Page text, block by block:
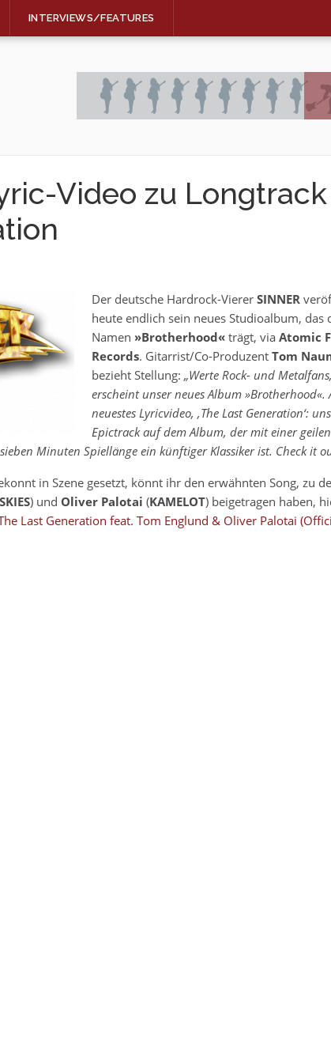
INTERVIEWS/FEATURES
Video zu
Der deutsche Hardrock-Vierer SINNER
heute endlich sein neues Studioalbum, das
Namen »Brotherhood« trägt, via Atomic
Records. Gitarrist/Co-Produzent Tom
bezieht Stellung: „Werte Rock- und
erscheint unser neues Album »Brotherhood«.
neuestes Lyricvideo, ‚The Last Generation‘:
Epictrack auf dem Album, der mit einer
Minuten Spiellänge ein künftiger Klassiker ist. Check it
in Szene gesetzt, könnt ihr den erwähnten Song, zu
) und Oliver Palotai (KAMELOT) beigetragen haben,
Last Generation feat. Tom Englund & Oliver Palotai